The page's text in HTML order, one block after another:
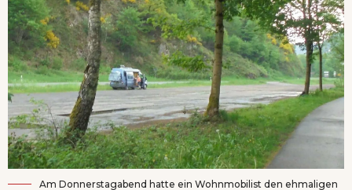
Am Donnerstagabend hatte ein Wohnmobilist den ehmaligen